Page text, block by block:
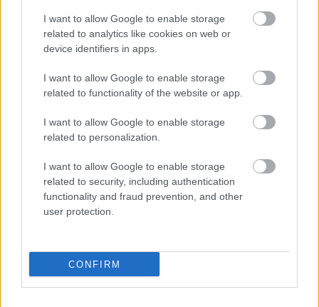
I want to allow Google to enable storage
related to analytics like cookies on web or
device identifiers in apps.
I want to allow Google to enable storage
related to functionality of the website or app.
I want to allow Google to enable storage
related to personalization.
I want to allow Google to enable storage
related to security, including authentication
functionality and fraud prevention, and other
user protection.
CONFIRM
Για να προσθέσεις το
σχόλιο σου πρέπει να
συνδεθείς στο my
gazzetta!
Εγγραφή Σύνδεση